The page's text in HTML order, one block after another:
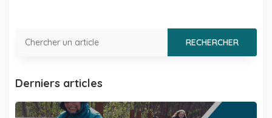
Derniers articles